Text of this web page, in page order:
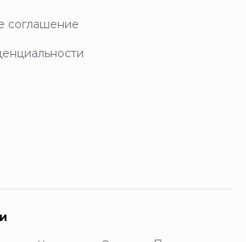
соглашение